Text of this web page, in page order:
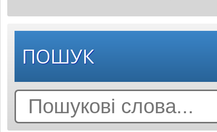
ПОШУК
Search
for: